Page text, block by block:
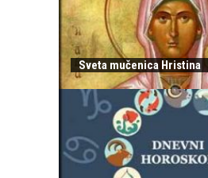
Sveta mučenica Hristina